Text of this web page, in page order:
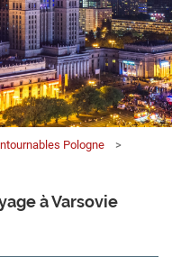
Pologne
>
à Varsovie